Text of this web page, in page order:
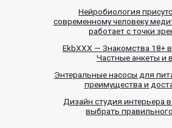
Нейробиология
современному человеку
работает с точки
EkbXXX — Знакомства 18+ в
Частные анкеты и
Энтеральные насосы для
преимущества и
Дизайн студия интерьера
выбрать